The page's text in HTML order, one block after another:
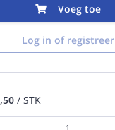
Voeg toe
Log in of registreer
/ STK